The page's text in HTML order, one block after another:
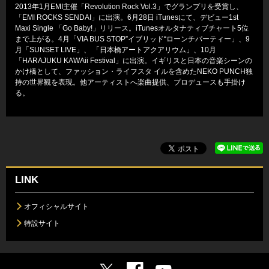
2013年1月EMI主催「Revolution Rock Vol.3」でグランプリを受賞し、
「EMI ROCKS SENDAI」に出演。6月28日 iTunesにて、デビュー1st
Maxi Single 「Go Baby!」リリース。iTunesオルタナティブチャート5位
まで上がる。4月「VIA BUS STOP”イブリッド“ローンチパーティー」、9
月「SUNSET LIVE」、 「日本橋アートアクアリウム」、10月
「HARAJUKU KAWAii Festival」に出演。イギリスと日本の音楽シーンの
かけ橋として、ファッション・ライフスタ イルを含めたNEKO PUNCH独
持の世界観を表現。他アーティストへ楽曲提供、プロデュースも手掛け
る。
LINK
オフィシャルサイト
特設サイト